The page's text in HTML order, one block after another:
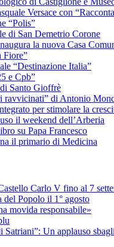
Versace con
“Polis”
di San Demetrio Corone
la nuova Casa
Fiore”
“Destinazione Italia”
e Cpb”
Santo Gioffrè
ravvicinati” di Antonio
per stimolare la
il weekend dell’Arberia
su Papa Francesco
il primario di Medicina
Carlo V fino al 7
Popolo il 1° agosto
movida responsabile»
Un applauso